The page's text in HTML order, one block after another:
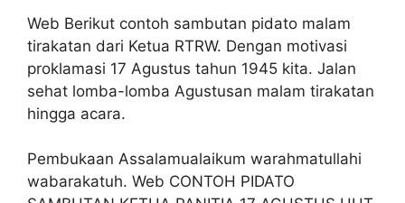
Web Berikut contoh sambutan pidato malam
tirakatan dari Ketua RTRW. Dengan motivasi
proklamasi 17 Agustus tahun 1945 kita. Jalan
sehat lomba-lomba Agustusan malam tirakatan
hingga acara.
Pembukaan Assalamualaikum warahmatullahi
wabarakatuh. Web CONTOH PIDATO